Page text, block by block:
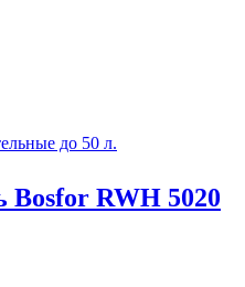
до 50 л.
Bosfor RWH 5020